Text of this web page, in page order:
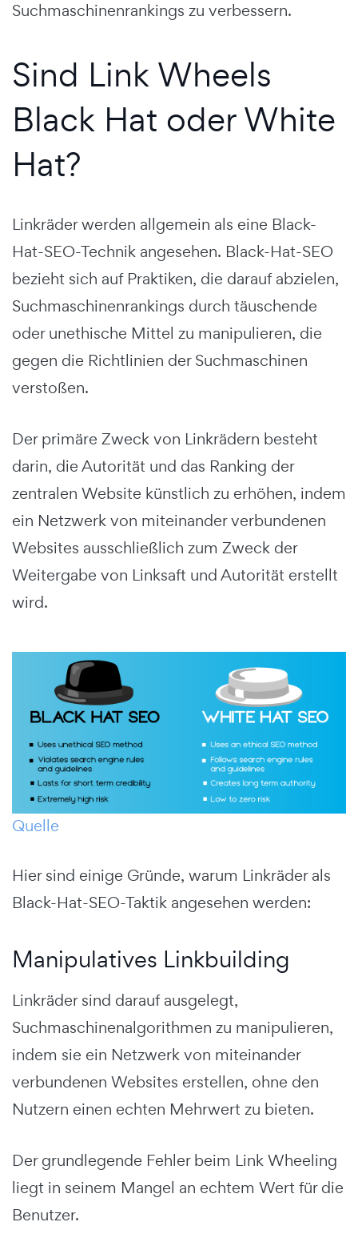
Suchmaschinenrankings zu verbessern.
Sind Link Wheels
Black Hat oder White
Hat?
Linkräder werden allgemein als eine Black-
Hat-SEO-Technik angesehen. Black-Hat-SEO
bezieht sich auf Praktiken, die darauf abzielen,
Suchmaschinenrankings durch täuschende
oder unethische Mittel zu manipulieren, die
gegen die Richtlinien der Suchmaschinen
verstoßen.
Der primäre Zweck von Linkrädern besteht
darin, die Autorität und das Ranking der
zentralen Website künstlich zu erhöhen, indem
ein Netzwerk von miteinander verbundenen
Websites ausschließlich zum Zweck der
Weitergabe von Linksaft und Autorität erstellt
wird.
Quelle
Hier sind einige Gründe, warum Linkräder als
Black-Hat-SEO-Taktik angesehen werden:
Manipulatives Linkbuilding
Linkräder sind darauf ausgelegt,
Suchmaschinenalgorithmen zu manipulieren,
indem sie ein Netzwerk von miteinander
verbundenen Websites erstellen, ohne den
Nutzern einen echten Mehrwert zu bieten.
Der grundlegende Fehler beim Link Wheeling
liegt in seinem Mangel an echtem Wert für die
Benutzer.